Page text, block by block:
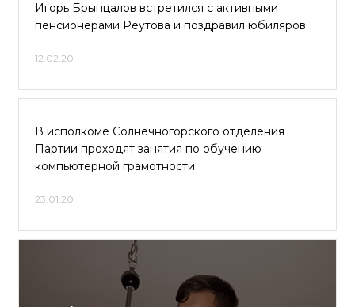
Игорь Брынцалов встретился с активными
пенсионерами Реутова и поздравил юбиляров
12.02.20
В исполкоме Солнечногорского отделения
Партии проходят занятия по обучению
компьютерной грамотности
23.01.20